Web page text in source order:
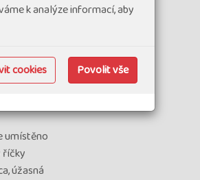
město
na
umístěno
říčky
úžasná
k analýze informací, aby
cookies Povolit vše